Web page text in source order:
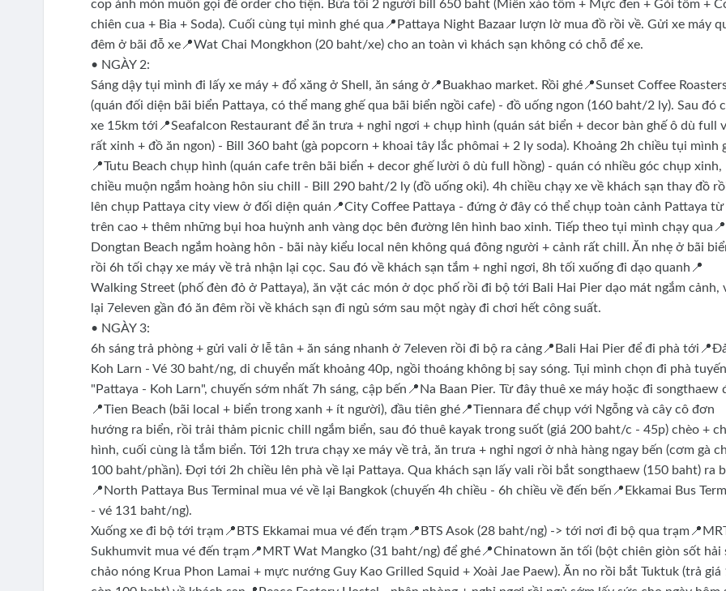
cop ảnh món muốn gọi để order cho tiện. Bữa tối 2 người bill 650 baht (Miến xào tôm + Mực đen + Gỏi tôm +
chiên cua + Bia + Soda). Cuối cùng tụi mình ghé qua📍Pattaya Night Bazaar lượn lờ mua đồ rồi về. Gửi xe máy
đêm ở bãi đỗ xe📍Wat Chai Mongkhon (20 baht/xe) cho an toàn vì khách sạn không có chỗ để xe.
• NGÀY 2:
Sáng dậy tụi mình đi lấy xe máy + đổ xăng ở Shell, ăn sáng ở📍Buakhao market. Rồi ghé📍Sunset Coffee
(quán đối diện bãi biển Pattaya, có thể mang ghế qua bãi biển ngồi cafe) - đồ uống ngon (160 baht/2 ly). Sau đó
xe 15km tới📍Seafalcon Restaurant để ăn trưa + nghỉ ngơi + chụp hình (quán sát biển + decor bàn ghế ô dù full
rất xinh + đồ ăn ngon) - Bill 360 baht (gà popcorn + khoai tây lắc phômai + 2 ly soda). Khoảng 2h chiều tụi mình
📍Tutu Beach chụp hình (quán cafe trên bãi biển + decor ghế lười ô dù full hồng) - quán có nhiều góc chụp xinh,
chiều muộn ngắm hoàng hôn siu chill - Bill 290 baht/2 ly (đồ uống oki). 4h chiều chạy xe về khách sạn thay đồ
lên chụp Pattaya city view ở đối diện quán📍City Coffee Pattaya - đứng ở đây có thể chụp toàn cảnh Pattaya từ
trên cao + thêm những bụi hoa huỳnh anh vàng dọc bên đường lên hình bao xinh. Tiếp theo tụi mình chạy qua📍
Dongtan Beach ngắm hoàng hôn - bãi này kiểu local nên không quá đông người + cảnh rất chill. Ăn nhẹ ở bãi
rồi 6h tối chạy xe máy về trả nhận lại cọc. Sau đó về khách sạn tắm + nghỉ ngơi, 8h tối xuống đi dạo quanh📍
Walking Street (phố đèn đỏ ở Pattaya), ăn vặt các món ở dọc phố rồi đi bộ tới Bali Hai Pier dạo mát ngắm cảnh,
lại 7eleven gần đó ăn đêm rồi về khách sạn đi ngủ sớm sau một ngày đi chơi hết công suất.
• NGÀY 3:
6h sáng trả phòng + gửi vali ở lễ tân + ăn sáng nhanh ở 7eleven rồi đi bộ ra cảng📍Bali Hai Pier để đi phà
Koh Larn - Vé 30 baht/ng, di chuyển mất khoảng 40p, ngồi thoáng không bị say sóng. Tụi mình chọn đi phà tuyến
"Pattaya - Koh Larn", chuyến sớm nhất 7h sáng, cập bến📍Na Baan Pier. Từ đây thuê xe máy hoặc đi songthaew
📍Tien Beach (bãi local + biển trong xanh + ít người), đầu tiên ghé📍Tiennara để chụp với Ngỗng và cây cô đơn
hướng ra biển, rồi trải thảm picnic chill ngắm biển, sau đó thuê kayak trong suốt (giá 200 baht/c - 45p) chèo +
hình, cuối cùng là tắm biển. Tới 12h trưa chạy xe máy về trả, ăn trưa + nghỉ ngơi ở nhà hàng ngay bến (cơm gà
100 baht/phần). Đợi tới 2h chiều lên phà về lại Pattaya. Qua khách sạn lấy vali rồi bắt songthaew (150 baht) ra
📍North Pattaya Bus Terminal mua vé về lại Bangkok (chuyến 4h chiều - 6h chiều về đến bến📍Ekkamai Bus
- vé 131 baht/ng).
Xuống xe đi bộ tới trạm📍BTS Ekkamai mua vé đến trạm📍BTS Asok (28 baht/ng) -> tới nơi đi bộ qua
Sukhumvit mua vé đến trạm📍MRT Wat Mangko (31 baht/ng) để ghé📍Chinatown ăn tối (bột chiên giòn sốt hải
chảo nóng Krua Phon Lamai + mực nướng Guy Kao Grilled Squid + Xoài Jae Paew). Ăn no rồi bắt Tuktuk (trả giá